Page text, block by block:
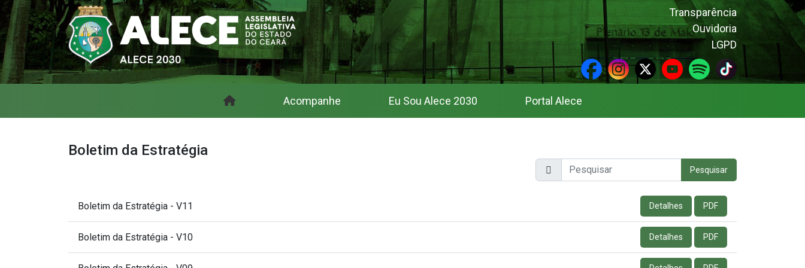
Transparência
Ouvidoria
LGPD
Acompanhe Eu Sou Alece 2030 Portal Alece
Boletim da Estratégia
Pesquisar no site Pesquisar
Boletim da Estratégia - V11 Detalhes PDF
Boletim da Estratégia - V10 Detalhes PDF